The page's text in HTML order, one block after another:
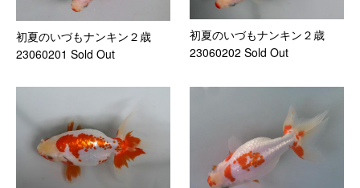
初夏のいづもナンキン２歳
23060201 Sold Out
初夏のいづもナンキン２歳
23060202 Sold Out